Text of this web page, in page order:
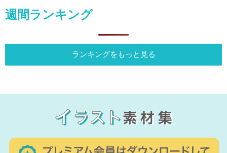
週間ランキング
ランキングをもっと見る